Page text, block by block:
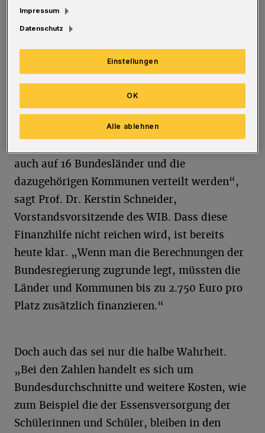
werden. Zudem soll die Betreuung auch einen
großen Anteil der Ferienzeit abdecken.
Die Länder und Kommunen werden zwar
finanziell durch den Bund unterstützt: Bis zu
3,5 Mrd. Euro fließen an Finanzhilfen für
Investitionen und ab 2030 stehen jährlich 1,3
Milliarden Euro für Betriebskosten bereit.
auch auf 16 Bundesländer und die
dazugehörigen Kommunen verteilt werden“,
sagt Prof. Dr. Kerstin Schneider,
Vorstandsvorsitzende des WIB. Dass diese
Finanzhilfe nicht reichen wird, ist bereits
heute klar. „Wenn man die Berechnungen der
Bundesregierung zugrunde legt, müssten die
Länder und Kommunen bis zu 2.750 Euro pro
Platz zusätzlich finanzieren.“
Doch auch das sei nur die halbe Wahrheit.
„Bei den Zahlen handelt es sich um
Bundesdurchschnitte und weitere Kosten, wie
zum Beispiel die der Essensversorgung der
Schülerinnen und Schüler, bleiben in den
Impressum
Datenschutz
Einstellungen
Alle ablehnen
OK